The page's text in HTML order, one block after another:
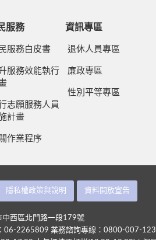
服務
服務白皮書
服務效能執行
志願服務人員
計畫
作業程序
資訊專區
退休人員專區
廉政專區
性別平等專區
隱私權政策與說明 資料開放宣告
西區北門路一段179號
06-2265809 業務諮詢專線：0800-007-123